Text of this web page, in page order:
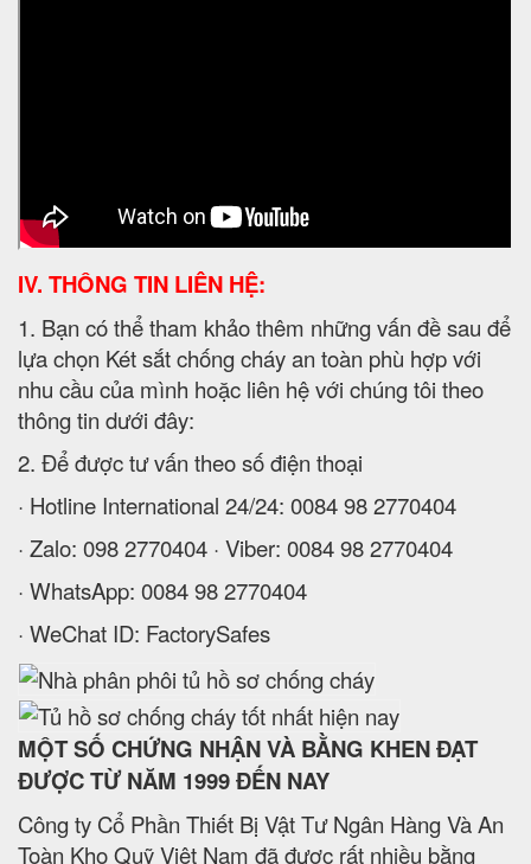
IV. THÔNG TIN LIÊN HỆ:
1. Bạn có thể tham khảo thêm những vấn đề sau để
lựa chọn Két sắt chống cháy an toàn phù hợp với
nhu cầu của mình hoặc liên hệ với chúng tôi theo
thông tin dưới đây:
2. Để được tư vấn theo số điện thoại
· Hotline International 24/24: 0084 98 2770404
· Zalo: 098 2770404 · Viber: 0084 98 2770404
· WhatsApp: 0084 98 2770404
· WeChat ID: FactorySafes
MỘT SỐ CHỨNG NHẬN VÀ BẰNG KHEN ĐẠT
ĐƯỢC TỪ NĂM 1999 ĐẾN NAY
Công ty Cổ Phần Thiết Bị Vật Tư Ngân Hàng Và An
Toàn Kho Quỹ Việt Nam đã được rất nhiều bằng